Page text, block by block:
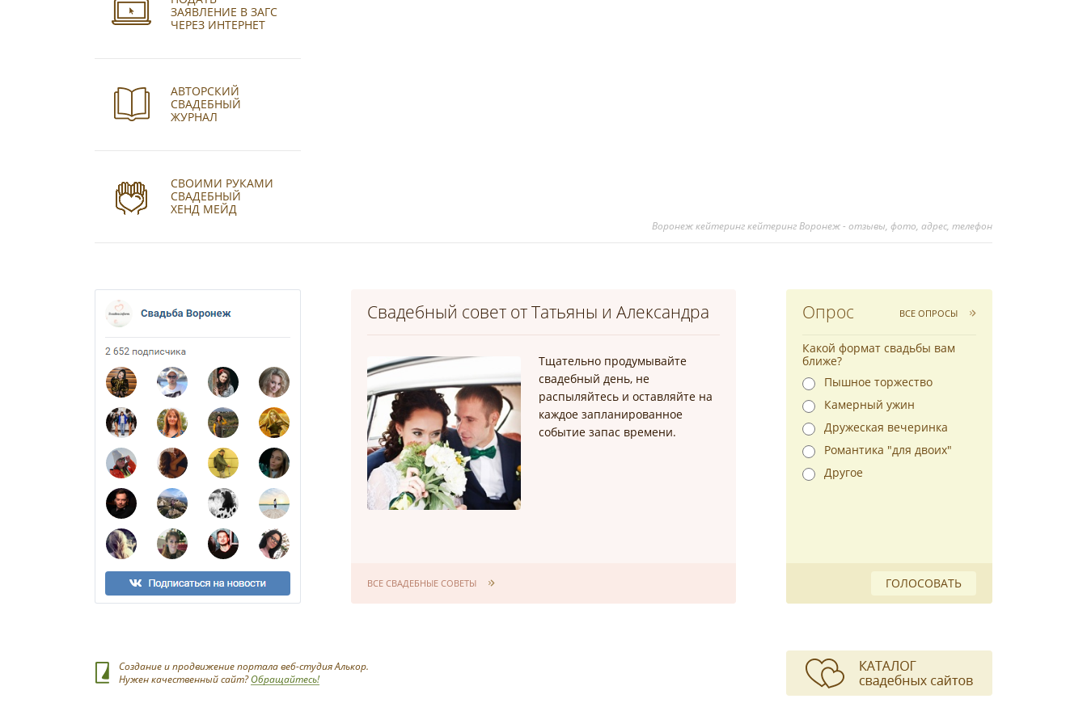
Воронеж кейтеринг кейтеринг Воронеж - отзывы, фото, адрес, телефон
ЗАЯВЛЕНИЕ В ЗАГС
ЧЕРЕЗ ИНТЕРНЕТ
АВТОРСКИЙ
СВАДЕБНЫЙ
ЖУРНАЛ
СВОИМИ РУКАМИ
СВАДЕБНЫЙ
ХЕНД МЕЙД
Свадебный совет от Татьяны и Александра
Тщательно продумывайте
свадебный день, не
распыляйтесь и оставляйте на
каждое запланированное
событие запас времени.
ВСЕ СВАДЕБНЫЕ СОВЕТЫ
Опрос ВСЕ ОПРОСЫ
Какой формат свадьбы вам
ближе?
Пышное торжество
Камерный ужин
Дружеская вечеринка
Романтика "для двоих"
Другое
ГОЛОСОВАТЬ
Создание и продвижение портала веб-студия Алькор.
Нужен качественный сайт?Обращайтесь!